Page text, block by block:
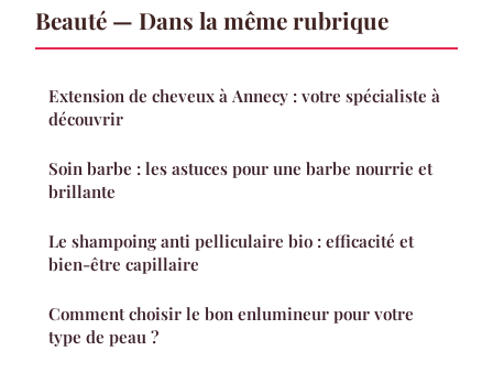
Beauté — Dans la même rubrique
Extension de cheveux à Annecy : votre spécialiste à
découvrir
Soin barbe : les astuces pour une barbe nourrie et
brillante
Le shampoing anti pelliculaire bio : efficacité et
bien-être capillaire
Comment choisir le bon enlumineur pour votre
type de peau ?